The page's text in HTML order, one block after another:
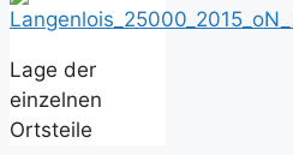
Lage der
einzelnen
Ortsteile